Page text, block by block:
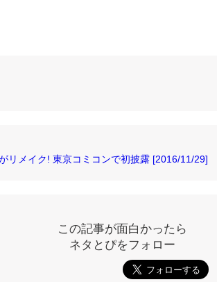
リメイク! 東京コミコンで初披露 [2016/11/29]
この記事が面白かったら
ネタとぴをフォロー